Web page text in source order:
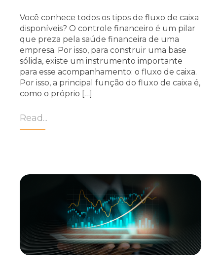
Você conhece todos os tipos de fluxo de caixa
disponíveis? O controle financeiro é um pilar
que preza pela saúde financeira de uma
empresa. Por isso, para construir uma base
sólida, existe um instrumento importante
para esse acompanhamento: o fluxo de caixa.
Por isso, a principal função do fluxo de caixa é,
como o próprio […]
Read...